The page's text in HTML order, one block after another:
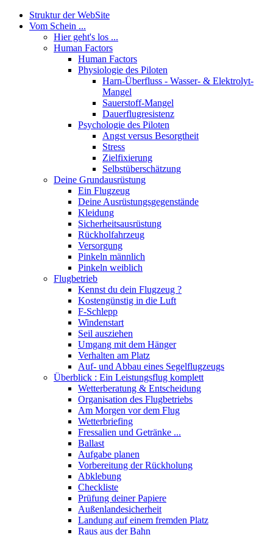
Struktur der WebSite
Vom Schein ...
Hier geht's los ...
Human Factors
Human Factors
Physiologie des Piloten
Harn-Überfluss - Wasser- & Elektrolyt-
Mangel
Sauerstoff-Mangel
Dauerflugresistenz
Psychologie des Piloten
Angst versus Besorgtheit
Stress
Zielfixierung
Selbstüberschätzung
Deine Grundausrüstung
Ein Flugzeug
Deine Ausrüstungsgegenstände
Kleidung
Sicherheitsausrüstung
Rückholfahrzeug
Versorgung
Pinkeln männlich
Pinkeln weiblich
Flugbetrieb
Kennst du dein Flugzeug ?
Kostengünstig in die Luft
F-Schlepp
Windenstart
Seil ausziehen
Umgang mit dem Hänger
Verhalten am Platz
Auf- und Abbau eines Segelflugzeugs
Überblick : Ein Leistungsflug komplett
Wetterberatung & Entscheidung
Organisation des Flugbetriebs
Am Morgen vor dem Flug
Wetterbriefing
Fressalien und Getränke ...
Ballast
Aufgabe planen
Vorbereitung der Rückholung
Abklebung
Checkliste
Prüfung deiner Papiere
Außenlandesicherheit
Landung auf einem fremden Platz
Raus aus der Bahn